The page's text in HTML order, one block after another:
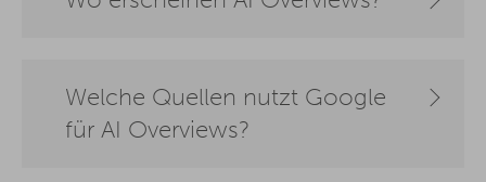
Welche Quellen nutzt Google
für AI Overviews?